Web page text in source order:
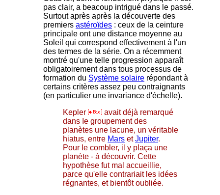
pas clair, a beacoup intrigué dans le passé.
Surtout après après la découverte des
premiers astéroïdes : ceux de la ceinture
principale ont une distance moyenne au
Soleil qui correspond effectivement à l'un
des termes de la série. On a récemment
montré qu'une telle progression apparaît
obligatoirement dans tous processus de
formation du Système solaire répondant à
certains critères assez peu contraignants
(en particulier une invariance d'échelle).
Kepler
avait déjà remarqué
dans Ie groupement des
planètes une lacune, un véritable
hiatus, entre Mars etJupiter.
Pour le combler, il y plaça une
planète - à découvrir. Cette
hypothèse fut mal accueillie,
parce qu'elle contrariait les idées
régnantes, et bientôt oubliée.